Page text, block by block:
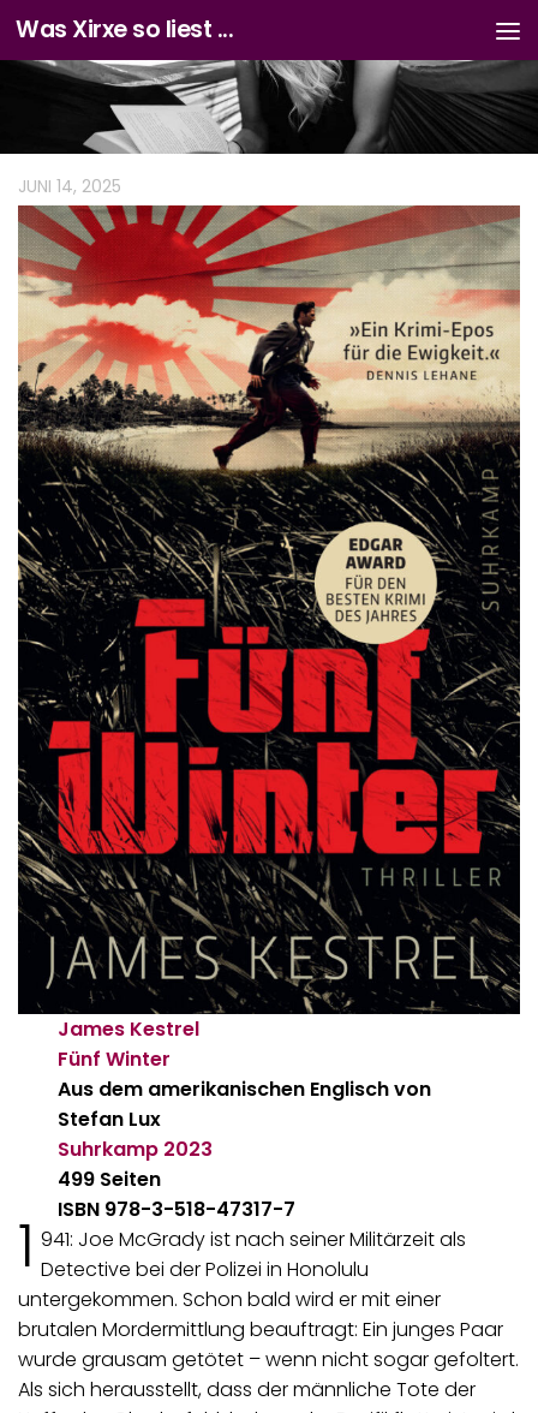
Zum Inhalt springen
Was Xirxe so liest ...
JUNI 14, 2025
James Kestrel
Fünf Winter
Aus dem amerikanischen Englisch von
Stefan Lux
Suhrkamp 2023
499 Seiten
ISBN 978-3-518-47317-7
1 941: Joe McGrady ist nach seiner Militärzeit als
Detective bei der Polizei in Honolulu
untergekommen. Schon bald wird er mit einer
brutalen Mordermittlung beauftragt: Ein junges Paar
wurde grausam getötet – wenn nicht sogar gefoltert.
Als sich herausstellt, dass der männliche Tote der